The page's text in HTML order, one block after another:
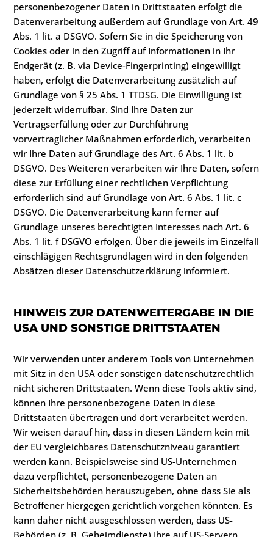
personenbezogener Daten in Drittstaaten erfolgt die
Datenverarbeitung außerdem auf Grundlage von Art. 49
Abs. 1 lit. a DSGVO. Sofern Sie in die Speicherung von
Cookies oder in den Zugriff auf Informationen in Ihr
Endgerät (z. B. via Device-Fingerprinting) eingewilligt
haben, erfolgt die Datenverarbeitung zusätzlich auf
Grundlage von § 25 Abs. 1 TTDSG. Die Einwilligung ist
jederzeit widerrufbar. Sind Ihre Daten zur
Vertragserfüllung oder zur Durchführung
vorvertraglicher Maßnahmen erforderlich, verarbeiten
wir Ihre Daten auf Grundlage des Art. 6 Abs. 1 lit. b
DSGVO. Des Weiteren verarbeiten wir Ihre Daten, sofern
diese zur Erfüllung einer rechtlichen Verpflichtung
erforderlich sind auf Grundlage von Art. 6 Abs. 1 lit. c
DSGVO. Die Datenverarbeitung kann ferner auf
Grundlage unseres berechtigten Interesses nach Art. 6
Abs. 1 lit. f DSGVO erfolgen. Über die jeweils im Einzelfall
einschlägigen Rechtsgrundlagen wird in den folgenden
Absätzen dieser Datenschutzerklärung informiert.
HINWEIS ZUR DATENWEITERGABE IN DIE
USA UND SONSTIGE DRITTSTAATEN
Wir verwenden unter anderem Tools von Unternehmen
mit Sitz in den USA oder sonstigen datenschutzrechtlich
nicht sicheren Drittstaaten. Wenn diese Tools aktiv sind,
können Ihre personenbezogene Daten in diese
Drittstaaten übertragen und dort verarbeitet werden.
Wir weisen darauf hin, dass in diesen Ländern kein mit
der EU vergleichbares Datenschutzniveau garantiert
werden kann. Beispielsweise sind US-Unternehmen
dazu verpflichtet, personenbezogene Daten an
Sicherheitsbehörden herauszugeben, ohne dass Sie als
Betroffener hiergegen gerichtlich vorgehen könnten. Es
kann daher nicht ausgeschlossen werden, dass US-
Behörden (z. B. Geheimdienste) Ihre auf US-Servern